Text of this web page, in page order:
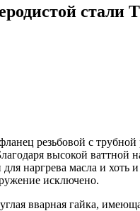
стали
резьбовой с
высокой
наргрева масла и
исключено.
вварная гайка,